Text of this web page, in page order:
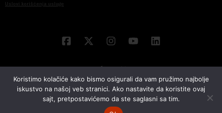
Uslovi korišćenja usluge
© 2026 NOVA EKONOMIJA | SVA PRAVA ZADŽANA | DEVELOPED BY
Koristimo kolačiće kako bismo osigurali da vam pružimo najbolje
iskustvo na našoj veb stranici. Ako nastavite da koristite ovaj
sajt, pretpostavićemo da ste saglasni sa tim.